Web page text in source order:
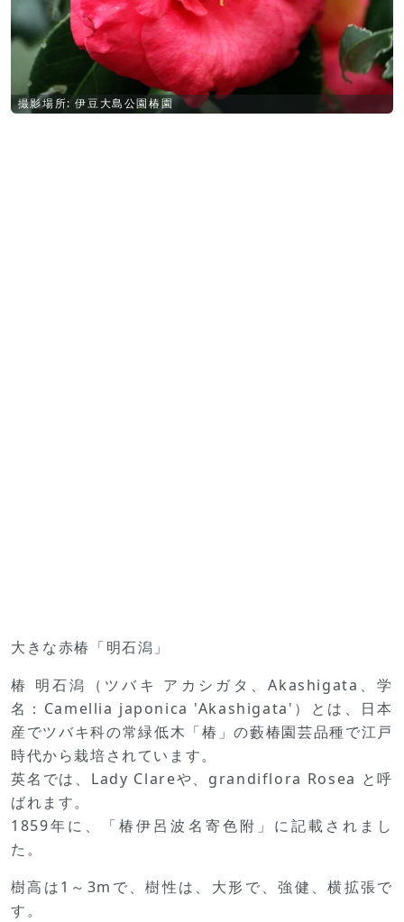
大きな赤椿「明石潟」
椿 明石潟（ツバキ アカシガタ、Akashigata、学
名：Camellia japonica 'Akashigata'）とは、日本
産でツバキ科の常緑低木「椿」の藪椿園芸品種で江戸
時代から栽培されています。
英名では、Lady Clareや、grandiflora Rosea と呼
ばれます。
1859年に、「椿伊呂波名寄色附」に記載されまし
た。
樹高は1～3mで、樹性は、大形で、強健、横拡張で
す。
撮影場所: 伊豆大島公園椿園